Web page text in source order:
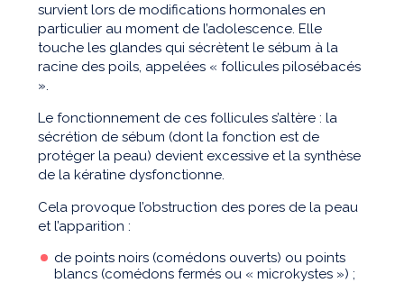
survient lors de modifications hormonales en
particulier au moment de l’adolescence. Elle
touche les glandes qui sécrètent le sébum à la
racine des poils, appelées « follicules pilosébacés
».
Le fonctionnement de ces follicules s’altère : la
sécrétion de sébum (dont la fonction est de
protéger la peau) devient excessive et la synthèse
de la kératine dysfonctionne.
Cela provoque l’obstruction des pores de la peau
et l’apparition :
de points noirs (comédons ouverts) ou points
blancs (comédons fermés ou « microkystes ») ;